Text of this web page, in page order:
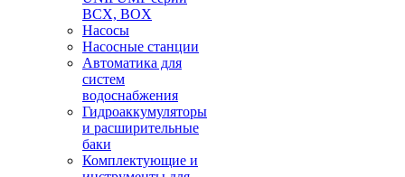
BCX, BOX
Насосы
Насосные станции
Автоматика для
систем
водоснабжения
Гидроаккумуляторы
и расширительные
баки
Комплектующие и